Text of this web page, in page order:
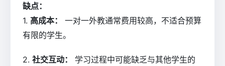
缺点：
1. 高成本：
一对一外教通常费用较高，不适合预算
有限的学生。
2. 社交互动：
学习过程中可能缺乏与其他学生的